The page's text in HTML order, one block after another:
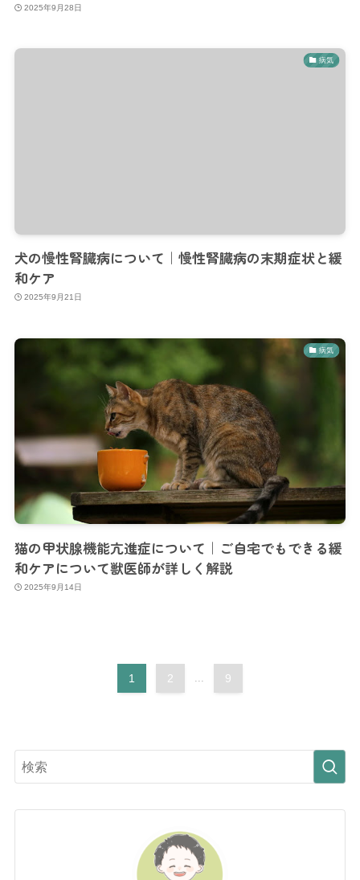
2025年9月28日
病気
犬の慢性腎臓病について｜慢性腎臓病の末期症状と緩
和ケア
2025年9月21日
病気
猫の甲状腺機能亢進症について｜ご自宅でもできる緩
和ケアについて獣医師が詳しく解説
2025年9月14日
1 2 ... 9